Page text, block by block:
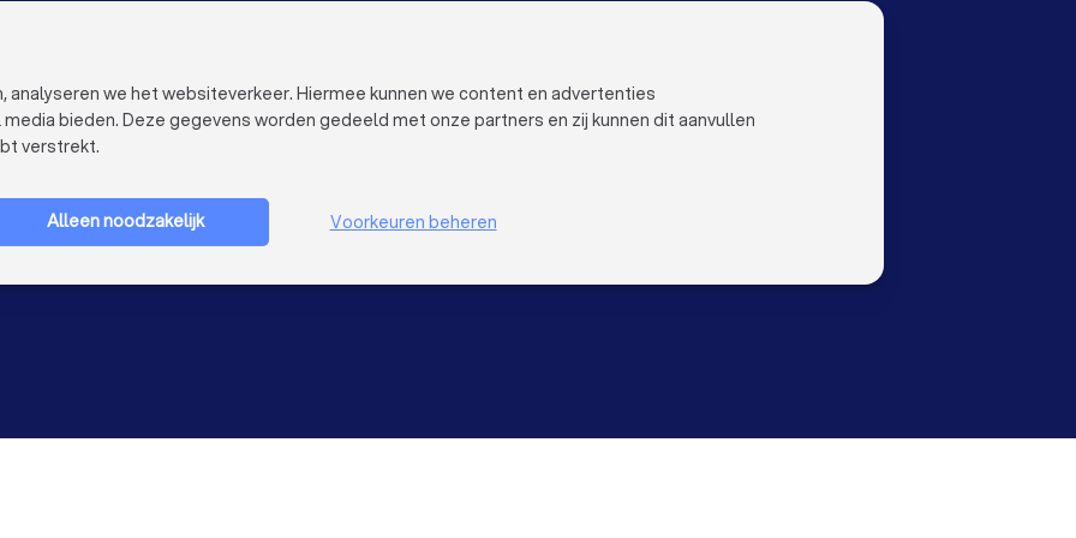
Trustoo Top Pro
Ervaringen
Blog
Werken bij Trustoo
Contact
Pers
Sitemap
analyseren we het websiteverkeer. Hiermee kunnen we content en advertenties
bieden. Deze gegevens worden gedeeld met onze partners en zij kunnen dit aanvullen
verstrekt.
Alleen noodzakelijk Voorkeuren beheren